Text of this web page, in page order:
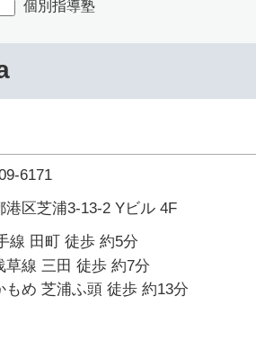
個別指導塾
6171
港区芝浦3-13-2 Yビル 4F
線 田町 徒歩 約5分
草線 三田 徒歩 約7分
もめ 芝浦ふ頭 徒歩 約13分